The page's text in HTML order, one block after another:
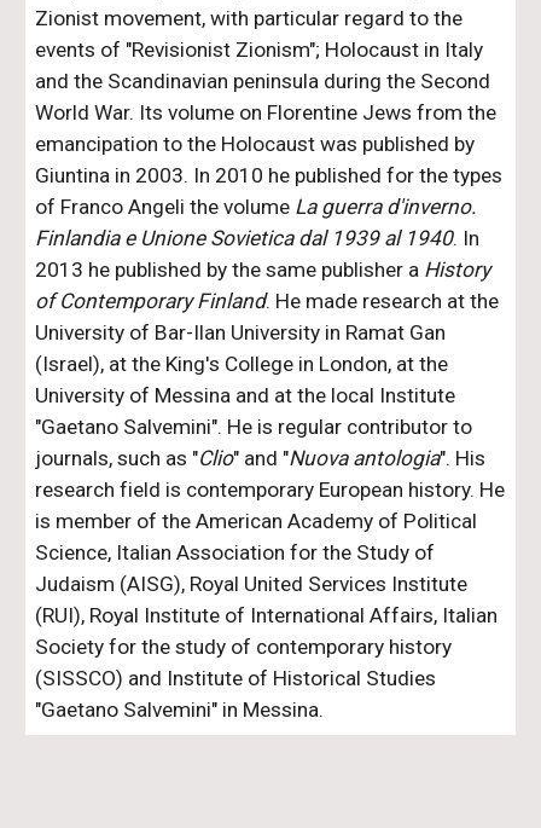
Zionist movement, with particular regard to the
events of "Revisionist Zionism"; Holocaust in Italy
and the Scandinavian peninsula during the Second
World War. Its volume on Florentine Jews from the
emancipation to the Holocaust was published by
Giuntina in 2003. In 2010 he published for the types
of Franco Angeli the volume La guerra d'inverno.
Finlandia e Unione Sovietica dal 1939 al 1940. In
2013 he published by the same publisher a History
of Contemporary Finland. He made research at the
University of Bar-Ilan University in Ramat Gan
(Israel), at the King's College in London, at the
University of Messina and at the local Institute
"Gaetano Salvemini". He is regular contributor to
journals, such as "Clio" and "Nuova antologia". His
research field is contemporary European history. He
is member of the American Academy of Political
Science, Italian Association for the Study of
Judaism (AISG), Royal United Services Institute
(RUI), Royal Institute of International Affairs, Italian
Society for the study of contemporary history
(SISSCO) and Institute of Historical Studies
"Gaetano Salvemini" in Messina.